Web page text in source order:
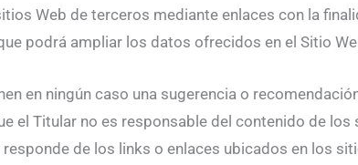
Web de terceros mediante enlaces con la
podrá ampliar los datos ofrecidos en el Sitio
en ningún caso una sugerencia o
el Titular no es responsable del contenido de
de los links o enlaces ubicados en los